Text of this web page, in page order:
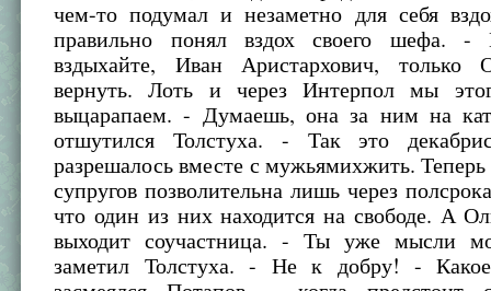
чем-то подумал и незаметно для себя
правильно понял вздох своего шефа. -
вздыхайте, Иван Аристархович,
вернуть. Лоть и через Интерпол мы
выцарапаем. - Думаешь, она за ним на
отшутился Толстуха. - Так это
разрешалось вместе с мужьямихжить. Теперь
супругов позволительна лишь через
что один из них находится на свободе. А
выходит соучастница. - Ты уже мысли
заметил Толстуха. - Не к добру! -